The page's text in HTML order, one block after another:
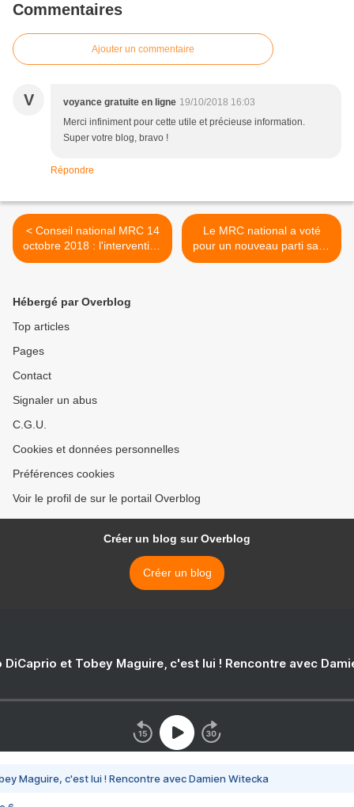
Commentaires
Ajouter un commentaire
V voyance gratuite en ligne 19/10/2018 16:03
Merci infiniment pour cette utile et précieuse information.
Super votre blog, bravo !
Répondre
< Conseil national MRC 14
octobre 2018 : l'intervention
de Michel Sorin
Le MRC national a voté
pour un nouveau parti sans
débat avec sa base >
Hébergé par Overblog
Top articles
Pages
Contact
Signaler un abus
C.G.U.
Cookies et données personnelles
Préférences cookies
Voir le profil de sur le portail Overblog
Créer un blog sur Overblog
Créer un blog
DiCaprio et Tobey Maguire, c'est lui ! Rencontre avec
Maguire, c'est lui ! Rencontre avec Damien Witecka